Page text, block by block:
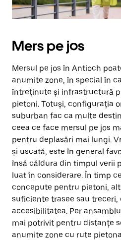
Mers pe jos
Mersul pe jos în Antioch
anumite zone, în special în
întreținute și infrastructură
pietoni. Totuși, configurația
suburban fac ca multe
ceea ce face mersul pe jos
pentru deplasări mai lungi.
și uscată, este în general
însă căldura din timpul verii
luat în considerare. În timp
concepute pentru pietoni,
suficiente trasee sau treceri,
accesibilitatea. Per
mai potrivit pentru distanțe
anumite zone cu rute